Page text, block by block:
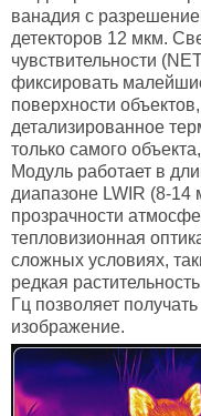
ванадия с
детекторов 12 мкм.
чувствительности
фиксировать
поверхности
детализированное
только самого
Модуль работает в
диапазоне LWIR (8-14
прозрачности
тепловизионная
сложных условиях,
редкая
Гц позволяет
изображение.